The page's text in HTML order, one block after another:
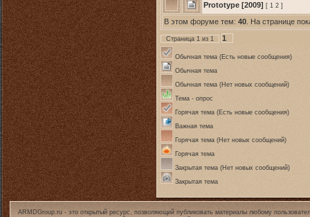
Prototype [2009] [ 1 2 ]
В этом форуме тем: 40 . На странице
Страница 1 из 1 1
Обычная тема (Есть новые сообщения)
Обычная тема
Обычная тема (Нет новых сообщений)
Тема - опрос
Горячая тема (Есть новые сообщения)
Важная тема
Горячая тема (Нет новых сообщений)
Горячая тема
Закрытая тема (Нет новых сообщений)
Закрытая тема
ARMDGroup.ru - это открытый ресурс, позволяющий публиковать материалы любому